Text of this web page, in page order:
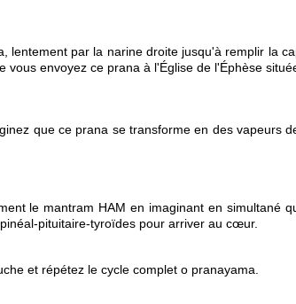
par la narine droite jusqu'à remplir la
envoyez ce prana à l'Église de l'Éphèse
que ce prana se transforme en des vapeurs
le mantram HAM en imaginant en simultané
pituitaire-tyroïdes pour arriver au cœur.
et répétez le cycle complet o pranayama.